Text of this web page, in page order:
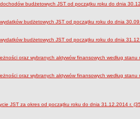
budżetowych JST od początku roku do dnia
budżetowych JST od początku roku do dnia
budżetowych JST od początku roku do dnia
oraz wybranych aktywów finansowych według stanu
oraz wybranych aktywów finansowych według stanu
JST za okres od początku roku do dnia 31.12.2014 r.